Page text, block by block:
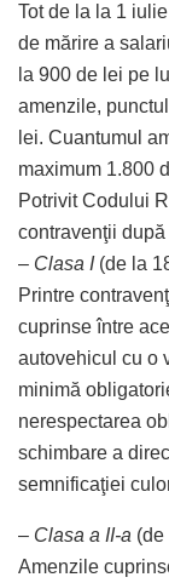
Tot de la la 1
de mărire a
la 900 de lei pe
amenzile,
lei. Cuantumul
maximum 1.800
Potrivit Codului
contravenţii
– Clasa I(de la
Printre
cuprinse între
autovehicul cu o
minimă
nerespectarea
schimbare a
semnificaţiei
– Clasa a II-a (de
Amenzile